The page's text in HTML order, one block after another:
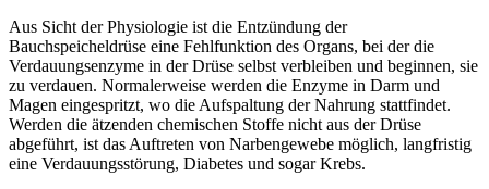
Aus Sicht der Physiologie ist die Entzündung der
Bauchspeicheldrüse eine Fehlfunktion des Organs, bei der die
Verdauungsenzyme in der Drüse selbst verbleiben und beginnen, sie
zu verdauen. Normalerweise werden die Enzyme in Darm und
Magen eingespritzt, wo die Aufspaltung der Nahrung stattfindet.
Werden die ätzenden chemischen Stoffe nicht aus der Drüse
abgeführt, ist das Auftreten von Narbengewebe möglich, langfristig
eine Verdauungsstörung, Diabetes und sogar Krebs.